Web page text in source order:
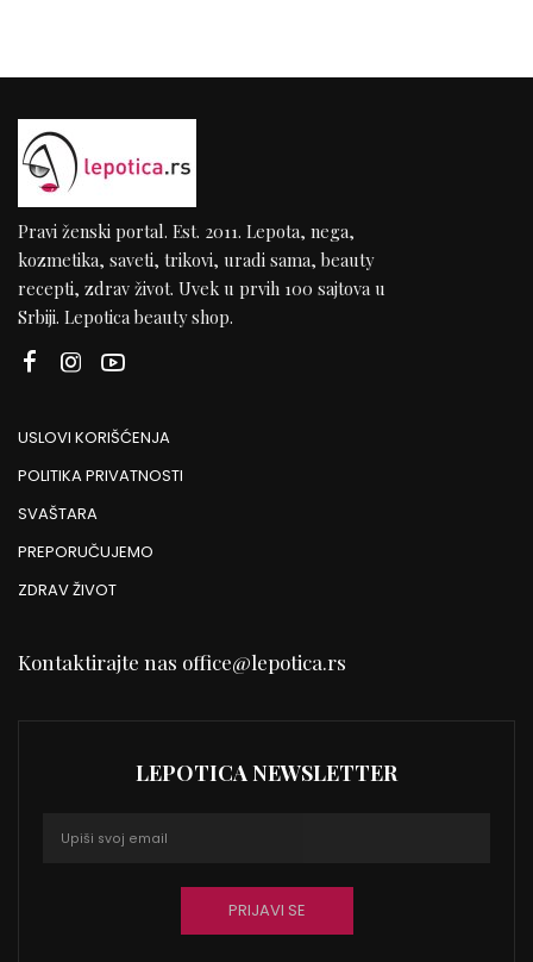
Pravi ženski portal. Est. 2011. Lepota, nega,
kozmetika, saveti, trikovi, uradi sama, beauty
recepti, zdrav život. Uvek u prvih 100 sajtova u
Srbiji. Lepotica beauty shop.
USLOVI KORIŠĆENJA
POLITIKA PRIVATNOSTI
SVAŠTARA
PREPORUČUJEMO
ZDRAV ŽIVOT
Kontaktirajte nas office@lepotica.rs
LEPOTICA NEWSLETTER